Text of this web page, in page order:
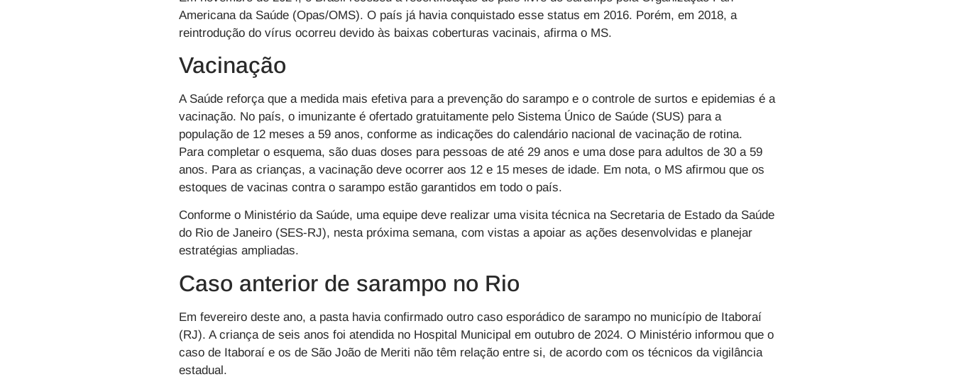
Americana da Saúde (Opas/OMS). O país já havia conquistado esse status em 2016. Porém, em 2018, a
reintrodução do vírus ocorreu devido às baixas coberturas vacinais, afirma o MS.
Vacinação
A Saúde reforça que a medida mais efetiva para a prevenção do sarampo e o controle de surtos e epidemias é a
vacinação. No país, o imunizante é ofertado gratuitamente pelo Sistema Único de Saúde (SUS) para a
população de 12 meses a 59 anos, conforme as indicações do calendário nacional de vacinação de rotina.
Para completar o esquema, são duas doses para pessoas de até 29 anos e uma dose para adultos de 30 a 59
anos. Para as crianças, a vacinação deve ocorrer aos 12 e 15 meses de idade. Em nota, o MS afirmou que os
estoques de vacinas contra o sarampo estão garantidos em todo o país.
Conforme o Ministério da Saúde, uma equipe deve realizar uma visita técnica na Secretaria de Estado da Saúde
do Rio de Janeiro (SES-RJ), nesta próxima semana, com vistas a apoiar as ações desenvolvidas e planejar
estratégias ampliadas.
Caso anterior de sarampo no Rio
Em fevereiro deste ano, a pasta havia confirmado outro caso esporádico de sarampo no município de Itaboraí
(RJ). A criança de seis anos foi atendida no Hospital Municipal em outubro de 2024. O Ministério informou que o
caso de Itaboraí e os de São João de Meriti não têm relação entre si, de acordo com os técnicos da vigilância
estadual.